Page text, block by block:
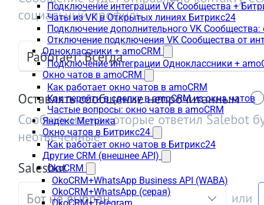
Подключение интеграции VK Сообщества +
Чаты из VK в Открытых линиях Битрикс24
Подключение дополнительного VK
Отключение подключения VK Сообщества от
Одноклассники + amoCRM
Подключение интеграции Одноклассники +
Окно чатов в amoCRM
Как работает окно чатов в amoCRM
Как перейти в сделку в amoCRM из окна чатов
Частые вопросы: окно чатов в amoCRM
Яндекс Метрика
Окно чатов в Битрикс24
Как работает окно чатов в Битрикс24
Другие CRM (внешнее API)
OkoCRM
OkoCRM+WhatsApp Business API (WABA)
OkoCRM+WhatsApp (серая)